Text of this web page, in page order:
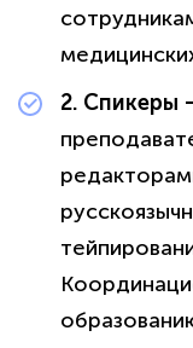
2. Спикеры